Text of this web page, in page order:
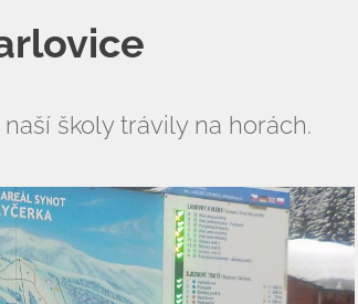
školy trávily na horách.